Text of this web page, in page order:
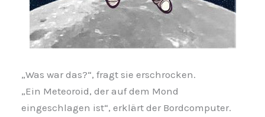
„Was war das?“, fragt sie erschrocken.
„Ein Meteoroid, der auf dem Mond
eingeschlagen ist“, erklärt der Bordcomputer.